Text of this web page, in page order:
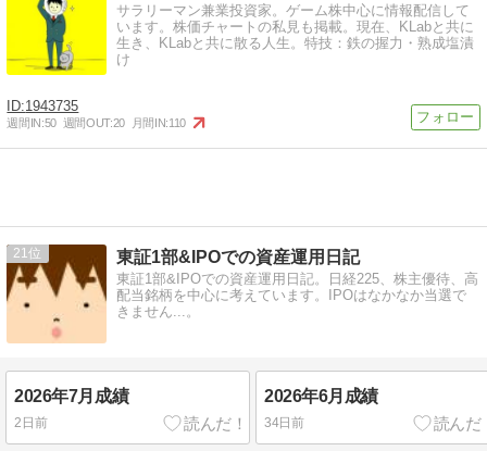
サラリーマン兼業投資家。ゲーム株中心に情報配信して
います。株価チャートの私見も掲載。現在、KLabと共に
生き、KLabと共に散る人生。特技：鉄の握力・熟成塩漬
け
1943735
週間IN:50 週間OUT:20 月間IN:110
21 東証1部&IPOでの資産運用日記
東証1部&IPOでの資産運用日記。日経225、株主優待、高
配当銘柄を中心に考えています。IPOはなかなか当選で
きません...。
2026年7月成績
2日前
2026年6月成績
34日前